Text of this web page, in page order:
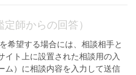
師からの回答）
希望する場合には、相談相手と
イト上に設置された相談用の入
ム）に相談内容を入力して送信